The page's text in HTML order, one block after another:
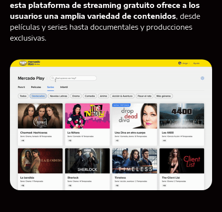
esta plataforma de streaming gratuito ofrece a los
usuarios una amplia variedad de contenidos, desde
películas y series hasta documentales y producciones
exclusivas.